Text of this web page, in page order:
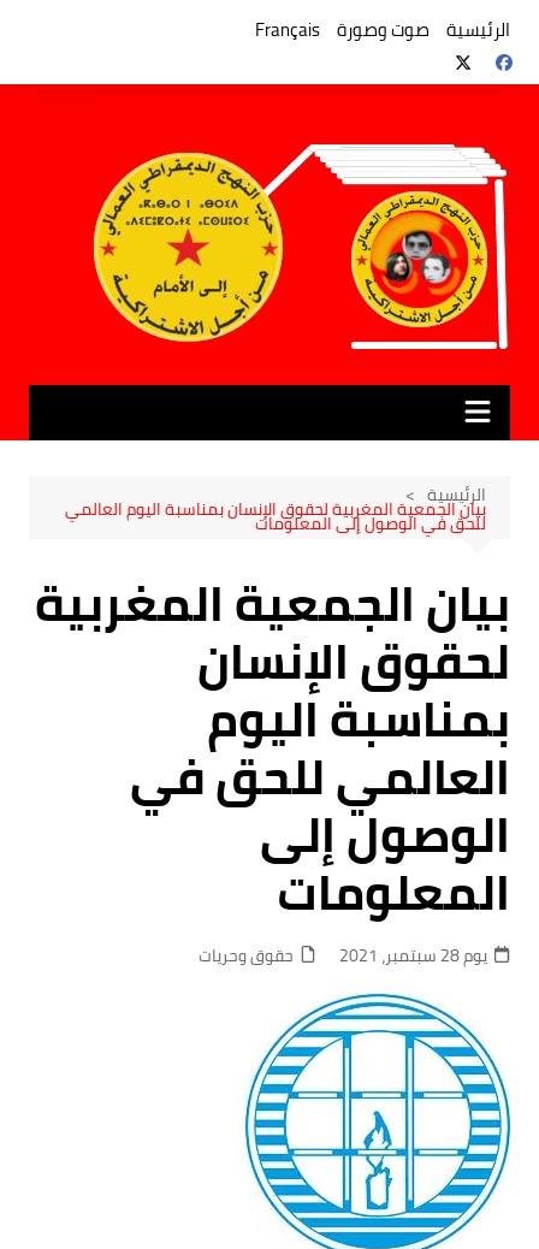
المحتوى
الرئيسية صوت وصورة Français
الرئيسية
بيان الجمعية المغربية لحقوق الإنسان بمناسبة اليوم العالمي
للحق في الوصول إلى المعلومات
بيان الجمعية المغربية
لحقوق الإنسان
بمناسبة اليوم
العالمي للحق في
الوصول إلى
المعلومات
يوم 28 سبتمبر، 2021 حقوق وحريات